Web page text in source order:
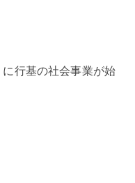
行基の社会事業が始